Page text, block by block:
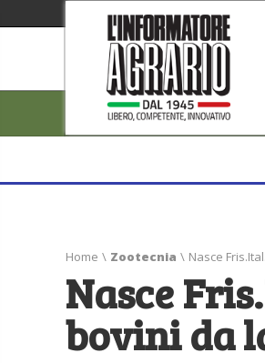
Home \ Zootecnia \ Nasce
Nasce
bovini da